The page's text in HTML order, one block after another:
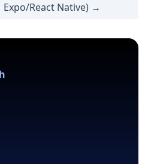
Expo/React Native) →